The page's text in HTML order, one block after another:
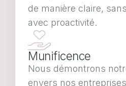
de manière claire,
avec proactivité.
Munificence
Nous démontrons
envers nos